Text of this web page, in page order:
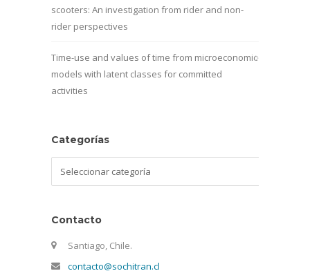
scooters: An investigation from rider and non-
rider perspectives
Time-use and values of time from microeconomic
models with latent classes for committed
activities
Categorías
Contacto
Santiago, Chile.
contacto@sochitran.cl